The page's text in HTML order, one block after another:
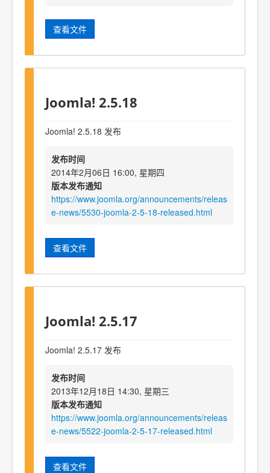
查看文件
Joomla! 2.5.18
Joomla! 2.5.18 发布
发布时间
2014年2月06日 16:00, 星期四
版本发布通知
https://www.joomla.org/announcements/releas
e-news/5530-joomla-2-5-18-released.html
查看文件
Joomla! 2.5.17
Joomla! 2.5.17 发布
发布时间
2013年12月18日 14:30, 星期三
版本发布通知
https://www.joomla.org/announcements/releas
e-news/5522-joomla-2-5-17-released.html
查看文件